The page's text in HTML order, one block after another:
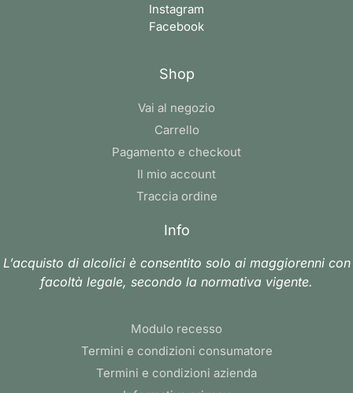
Instagram
Facebook
Shop
Vai al negozio
Carrello
Pagamento e checkout
Il mio account
Traccia ordine
Info
L’acquisto di alcolici è consentito solo ai maggiorenni con
facoltà legale, secondo la normativa vigente.
Modulo recesso
Termini e condizioni consumatore
Termini e condizioni azienda